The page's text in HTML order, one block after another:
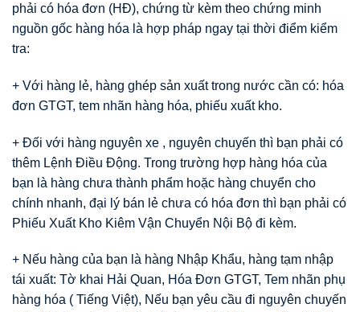
phải có hóa đơn (HĐ), chứng từ kèm theo chứng minh
nguồn gốc hàng hóa là hợp pháp ngay tại thời điểm kiểm
tra:
+ Với hàng lẻ, hàng ghép sản xuất trong nước cần có: hóa
đơn GTGT, tem nhãn hàng hóa, phiếu xuất kho.
+ Đối với hàng nguyên xe , nguyên chuyến thì bạn phải có
thêm Lệnh Điều Động. Trong trường hợp hàng hóa của
bạn là hàng chưa thành phẩm hoặc hàng chuyển cho
chính nhanh, đại lý bán lẻ chưa có hóa đơn thì bạn phải có
Phiếu Xuất Kho Kiêm Vận Chuyển Nội Bộ đi kèm.
+ Nếu hàng của bạn là hàng Nhập Khẩu, hàng tạm nhập
tái xuất: Tờ khai Hải Quan, Hóa Đơn GTGT, Tem nhãn phụ
hàng hóa ( Tiếng Việt), Nếu bạn yêu cầu đi nguyên chuyến